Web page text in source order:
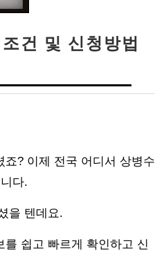
건 및 신청방법
? 이제 전국 어디서 상병수
다.
을 텐데요.
쉽고 빠르게 확인하고 신